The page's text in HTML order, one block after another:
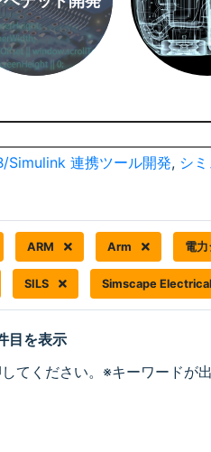
Simulink 連携ツール開発, シ
ARM Arm 電
SILS Simscape Electrical
目を表示
てください。※キーワードが